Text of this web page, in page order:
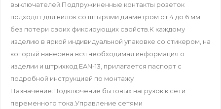
выключателей.Подпружиненные контакты розеток
подходят для вилок со штырями диаметром от 4 до 6 мм
без потери своих фиксирующих свойств.К каждому
изделию в яркой индивидуальной упаковке со стикером, на
который нанесена вся необходимая информация о
изделии и штрихкод EAN-13, прилагается паспорт с
подробной инструкцией по монтажу
Назначение:Подключение бытовых нагрузок к сети
переменного тока.Управление сетями